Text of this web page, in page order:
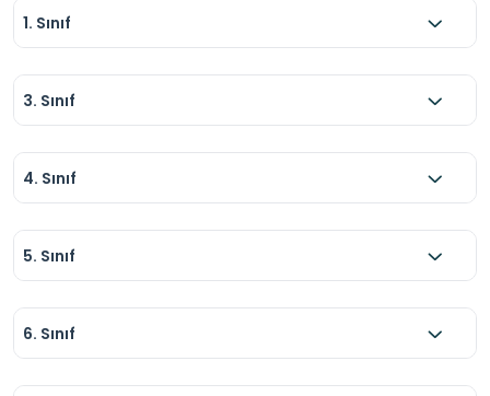
1. Sınıf
3. Sınıf
4. Sınıf
5. Sınıf
6. Sınıf